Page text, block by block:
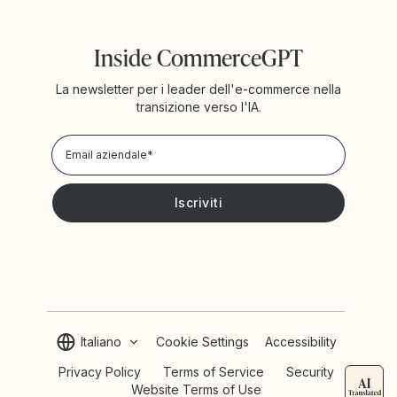
Inside CommerceGPT
La newsletter per i leader dell'e-commerce nella
transizione verso l'IA.
Italiano
Terms of Service
Privacy Policy
Security
Website Terms of Use
Cookie Settings Accessibility